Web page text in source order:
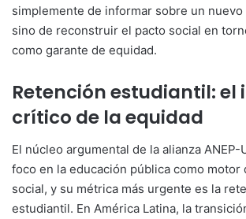
simplemente de informar sobre un
sino de reconstruir el pacto social en
como garante de equidad.
Retención estudiantil: el
crítico de la equidad
El núcleo argumental de la alianza ANEP-
foco en la educación pública como motor
social, y su métrica más urgente es la
estudiantil. En América Latina, la